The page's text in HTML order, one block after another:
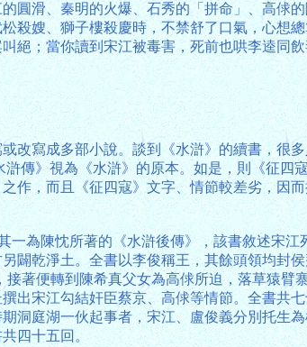
圓滑、秦明的火爆、石秀的「拼命」、高俅
殺嫂、獅子樓殺慶時，不禁舒了口氣，心想
絕；當你讀到宋江被毒害，死前也哄李逵同
改寫成多部小說。談到《水滸》的續書，很
傳》視為《水滸》的原本。如是，則《征
作，而且《征四寇》文字、情節較差劣，因
為陳忱所著的《水滸後傳》，該書敘述宋
闢乾淨土。全書以李俊稱王，其餘頭領均封
著便轉到陳希真父女為高俅所迫，落草猿
出宋江勾結奸臣蔡京、高俅等情節。全書共
洞庭湖一伙起事者，宋江、盧俊義分別托生
四十五回。